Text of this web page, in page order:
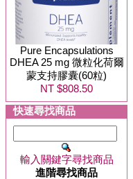
Pure Encapsulations
DHEA 25 mg 微粒化荷爾
蒙支持膠囊(60粒)
NT $808.50
快速尋找商品
輸入關鍵字尋找商品
進階尋找商品